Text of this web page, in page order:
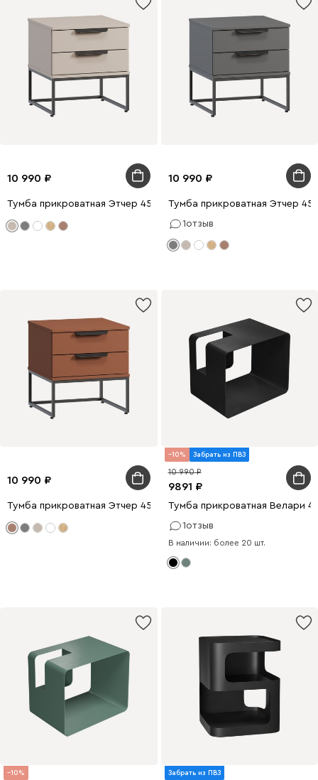
10 990
Тумба прикроватная Этчер 45x48 Латте
10 990
Тумба прикроватная Этчер
1отзыв
10 990
Тумба прикроватная Этчер 45x48 Терракотовый
10 Забрать из ПВЗ
9891
10 990
Тумба прикроватная Велари
1отзыв
В наличии: более 20 шт.
10 Забрать из ПВЗ